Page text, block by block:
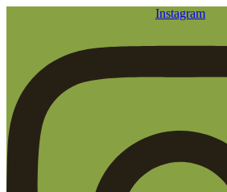
Instagram